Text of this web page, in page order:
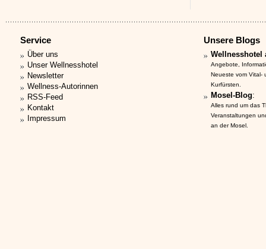
Service
Über uns
Unser Wellnesshotel
Newsletter
Wellness-Autorinnen
RSS-Feed
Kontakt
Impressum
Unsere Blogs
Wellnesshotel
Angebote,
Neueste vom Vital-
Kurfürsten.
Mosel-Blog:
Alles rund um das
Veranstaltungen
an der Mosel.